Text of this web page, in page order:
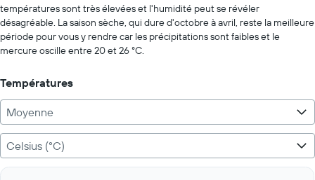
Range:
0
to
200.
températures sont très élevées et l'humidité peut se révéler
désagréable. La saison sèche, qui dure d'octobre à avril, reste la meilleure
période pour vous y rendre car les précipitations sont faibles et le
mercure oscille entre 20 et 26 °C.
Températures
Moyenne
Celsius (°C)